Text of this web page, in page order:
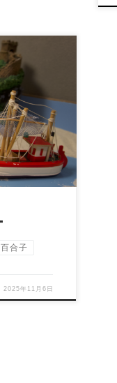
の学び方
ー 聞き手：
合子
2025年11月6日